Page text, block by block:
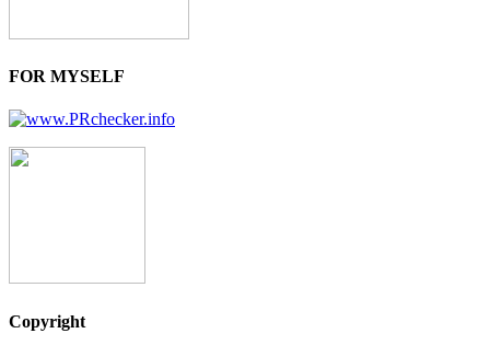
FOR MYSELF
Copyright